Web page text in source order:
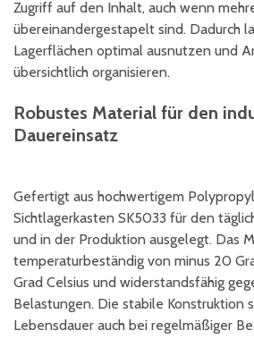
Zugriff auf den Inhalt, auch wenn
übereinandergestapelt sind. Dadurch
Lagerflächen optimal ausnutzen und
übersichtlich organisieren.
Robustes Material für den
Dauereinsatz
Gefertigt aus hochwertigem
Sichtlagerkasten SK5033 für den
und in der Produktion ausgelegt. Das
temperaturbeständig von minus 20
Grad Celsius und widerstandsfähig
Belastungen. Die stabile Konstruktion
Lebensdauer auch bei regelmäßiger